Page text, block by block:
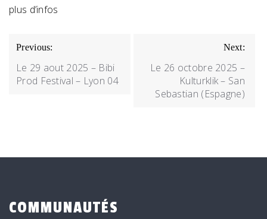
plus d’infos
NAVIGATION
DE
L’ARTICLE
Previous:
Le 29 aout 2025 – Bibi
Prod Festival – Lyon 04
Next:
Le 26 octobre 2025 –
Kulturklik – San
Sebastian (Espagne)
COMMUNAUTÉS